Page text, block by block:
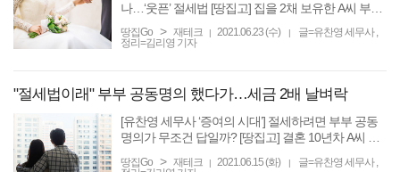
나…‘웃픈’ 절세법 [땅집고] 집을 2채 보유한 A씨 부부
하려고 마음먹었다. 하지만 양도소득세 등 세금 부담
땅집Go > 재테크 2021.06.23 (수)
글=유찬영 세무사 ,
정리=김리영 기자
"절세법이래" 부부 공동명의 했다가…세금 2배 날벼락
[유찬영 세무사 ‘증여의 시대’] 절세하려면 부부 공동
명의가 무조건 답일까? [땅집고] 결혼 10년차 A씨 부
땅집Go > 재테크 | 2021.06.15 (화) |
글=유찬영 세무사 ,